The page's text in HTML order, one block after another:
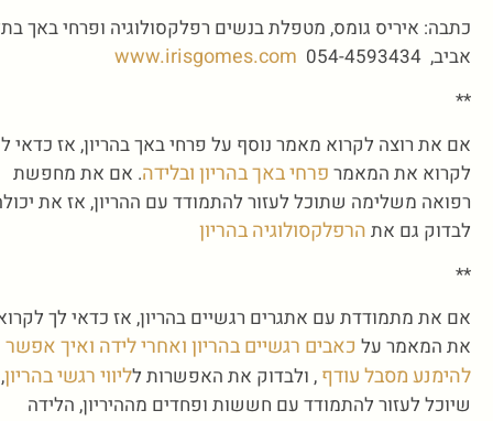
כתבה: איריס גומס, מטפלת בנשים רפלקסולוגיה ופרחי באך
אביב, 054-4593434
www.irisgomes.com
**
אם את רוצה לקרוא מאמר נוסף על פרחי באך בהריון, אז כדאי
לקרוא את המאמר פרחי באך בהריון ובלידה. אם את מחפשת
רפואה משלימה שתוכל לעזור להתמודד עם ההריון, אז את
לבדוק גם את הרפלקסולוגיה בהריון
**
אם את מתמודדת עם אתגרים רגשיים בהריון, אז כדאי לך
את המאמר על כאבים רגשיים בהריון ואחרי לידה ואיך אפשר
להימנע מסבל עודף , ולבדוק את האפשרות לליווי רגשי בהריון,
שיוכל לעזור להתמודד עם חששות ופחדים מההיריון, הלידה